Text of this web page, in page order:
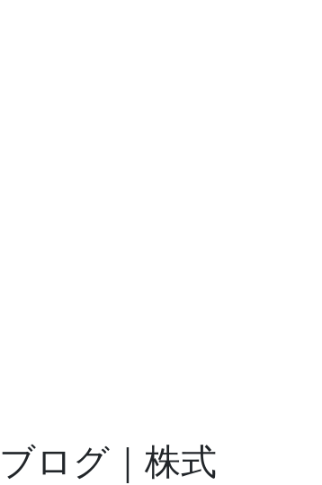
ログ｜株式